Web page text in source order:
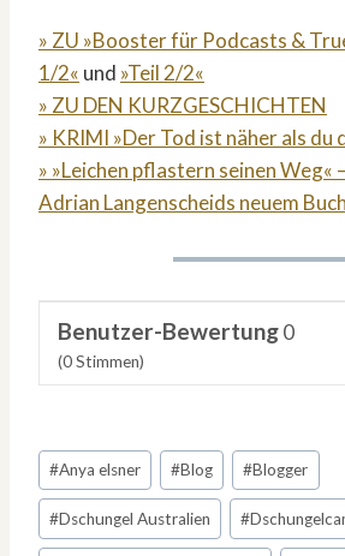
» ZU »Booster für Podcasts &
1/2« und »Teil 2/2«
» ZU DEN KURZGESCHICHTEN
» KRIMI »Der Tod ist näher als du
» »Leichen pflastern seinen Weg«
Adrian Langenscheids neuem Buch
Benutzer-Bewertung0
(0Stimmen)
Schlagworte:
#Anya elsner #Blog #Blogger
#Dschungel Australien #